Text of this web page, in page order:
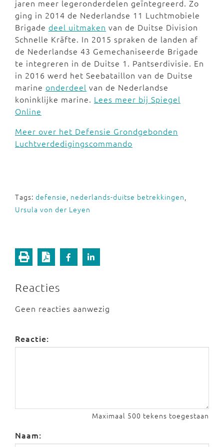
jaren meer legeronderdelen geïntegreerd. Zo
ging in 2014 de Nederlandse 11 Luchtmobiele
Brigade deel uitmaken van de Duitse Division
Schnelle Kräfte. In 2015 spraken de landen af
de Nederlandse 43 Gemechaniseerde Brigade
te integreren in de Duitse 1. Pantserdivisie. En
in 2016 werd het Seebataillon van de Duitse
marine onderdeel van de Nederlandse
koninklijke marine. Lees meer bij Spiegel
Online
Meer over het Defensie Grondgebonden
Luchtverdedigingscommando
Tags: defensie, nederlands-duitse betrekkingen,
Ursula von der Leyen
Reacties
Geen reacties aanwezig
Reactie:
Maximaal 500 tekens toegestaan
Naam: